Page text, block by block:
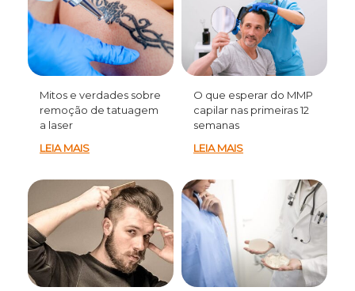
Mitos e verdades sobre
remoção de tatuagem
a laser
LEIA MAIS
O que esperar do MMP
capilar nas primeiras 12
semanas
LEIA MAIS